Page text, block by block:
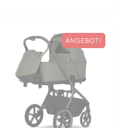
ANGEBOT!